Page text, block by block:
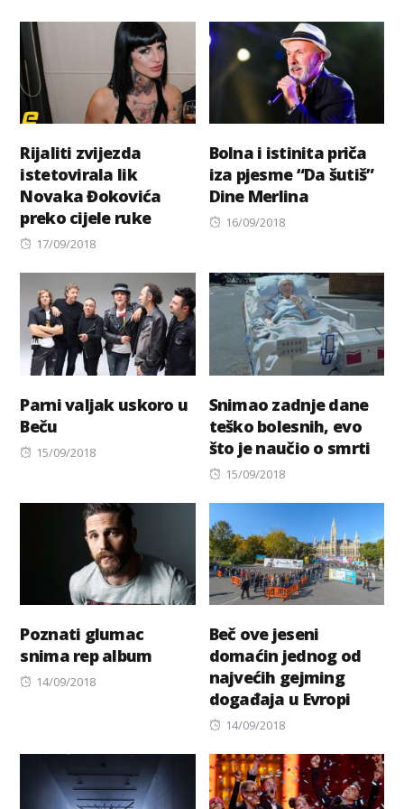
Rijaliti zvijezda
istetovirala lik
Novaka Đokovića
preko cijele ruke
Posted
17/09/2018
Bolna i istinita priča
iza pjesme “Da šutiš”
Dine Merlina
Posted
16/09/2018
Parni valjak uskoro u
Beču
Posted
15/09/2018
Snimao zadnje dane
teško bolesnih, evo
što je naučio o smrti
Posted
15/09/2018
Poznati glumac
snima rep album
Posted
14/09/2018
Beč ove jeseni
domaćin jednog od
najvećih gejming
događaja u Evropi
Posted
14/09/2018